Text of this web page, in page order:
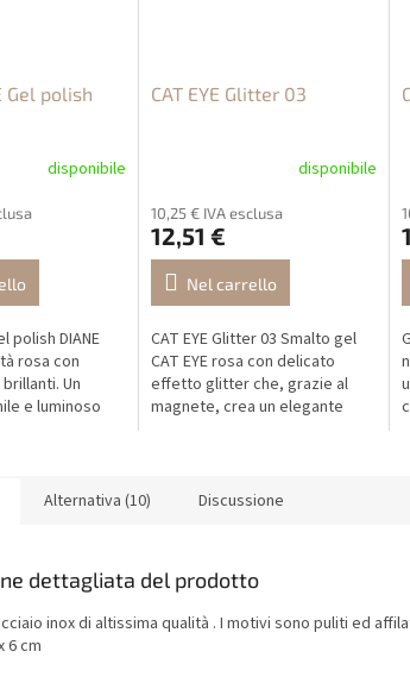
Gel polish
disponibile
polish DIANE
rosa con
Un
e luminoso
CAT EYE Glitter 03
disponibile
10,25 € IVA esclusa
12,51 €
Nel carrello
CAT EYE Glitter 03 Smalto gel
CAT EYE rosa con delicato
effetto glitter che, grazie al
magnete, crea un elegante
Alternativa (10) Discussione
dettagliata del prodotto
inox di altissima qualità . I motivi sono puliti ed
6 cm